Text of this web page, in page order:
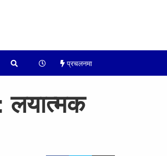
प्रचलनमा
लयात्मक